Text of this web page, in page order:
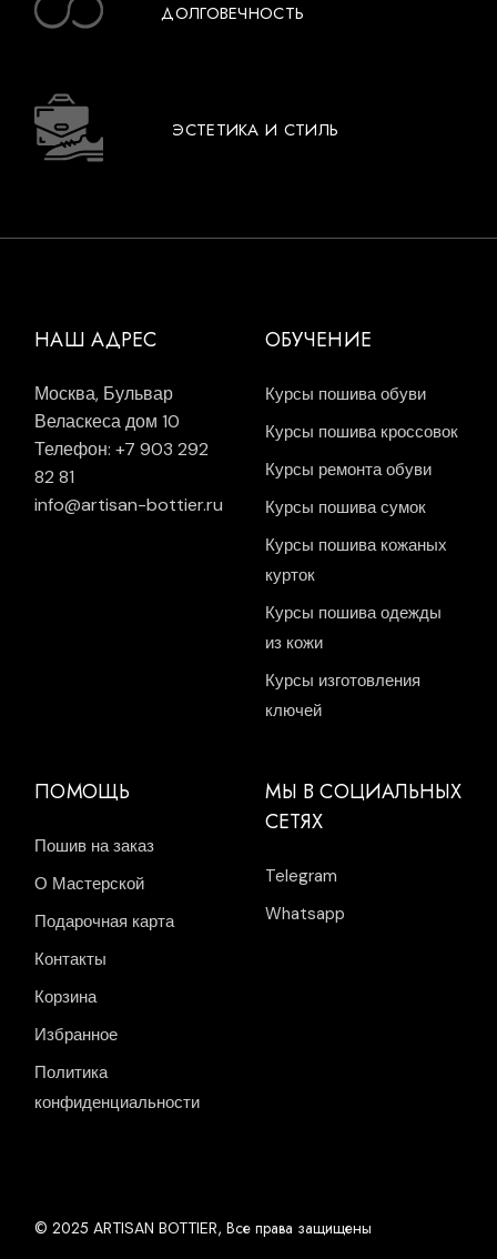
ДОЛГОВЕЧНОСТЬ
ЭСТЕТИКА И СТИЛЬ
НАШ АДРЕС
Москва, Бульвар
Веласкеса дом 10
Телефон: +7 903 292
82 81
info@artisan-bottier.ru
ОБУЧЕНИЕ
Курсы пошива обуви
Курсы пошива кроссовок
Курсы ремонта обуви
Курсы пошива сумок
Курсы пошива кожаных
курток
Курсы пошива одежды
из кожи
Курсы изготовления
ключей
ПОМОЩЬ
Пошив на заказ
О Мастерской
Подарочная карта
Контакты
Корзина
Избранное
Политика
конфиденциальности
МЫ В СОЦИАЛЬНЫХ
СЕТЯХ
Telegram
Whatsapp
© 2025ARTISAN BOTTIER, Все права защищены